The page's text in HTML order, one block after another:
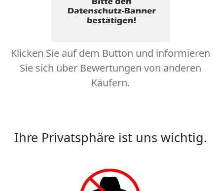
Klicken Sie auf dem Button und informieren
Sie sich über Bewertungen von anderen
Käufern.
Ihre Privatsphäre ist uns wichtig.